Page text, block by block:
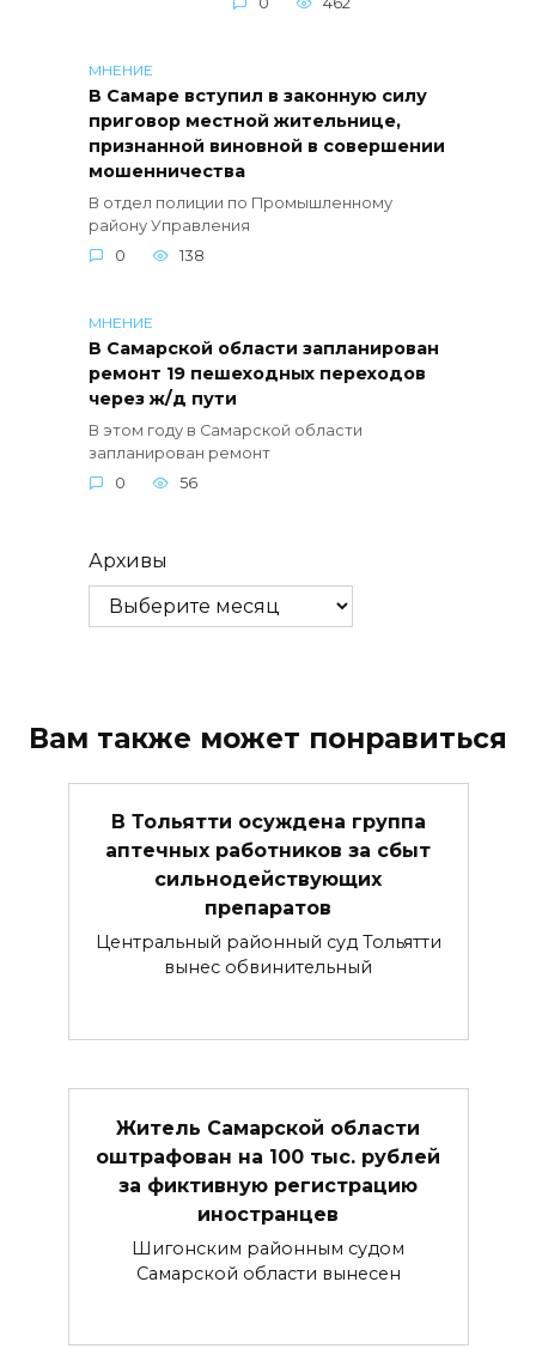
МНЕНИЕ
В Самаре вступил в законную силу
приговор местной жительнице,
признанной виновной в совершении
мошенничества
В отдел полиции по Промышленному
району Управления
0
138
МНЕНИЕ
В Самарской области запланирован
ремонт 19 пешеходных переходов
через ж/д пути
В этом году в Самарской области
запланирован ремонт
0
56
Архивы
Вам также может понравиться
В Тольятти осуждена группа
аптечных работников за сбыт
сильнодействующих
препаратов
Центральный районный суд Тольятти
вынес обвинительный
Житель Самарской области
оштрафован на 100 тыс. рублей
за фиктивную регистрацию
иностранцев
Шигонским районным судом
Самарской области вынесен